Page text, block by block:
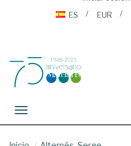
ES
EUR
Toggle navigation